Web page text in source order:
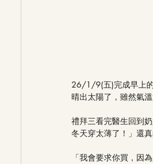
26/1/9(五)完成早上
晴出太陽了，雖然氣
禮拜三看完醫生回到
冬天穿太薄了！」還
「我會要求你買，因